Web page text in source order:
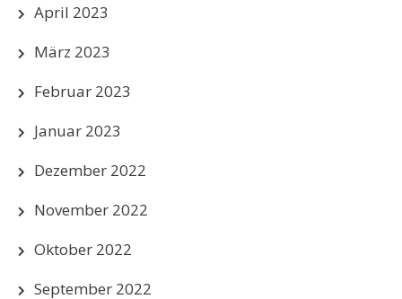
April 2023
März 2023
Februar 2023
Januar 2023
Dezember 2022
November 2022
Oktober 2022
September 2022